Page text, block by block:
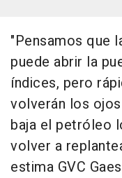
"Pensamos que
puede abrir la
índices, pero
volverán los
baja el petróleo
volver a
estima GVC